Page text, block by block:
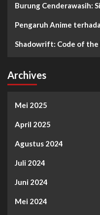
Burung Cenderawasih:
Pengaruh Anime
Shadowrift: Code of the
Archives
Mei 2025
April 2025
Agustus 2024
Juli 2024
Juni 2024
Mei 2024